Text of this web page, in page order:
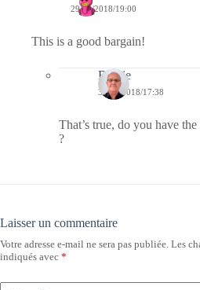
29/12/2018/19:00
This is a good bargain!
Bernie
30/12/2018/17:38
That’s true, do you have
?
Laisser un commentaire
Votre adresse e-mail ne sera pas publiée. Les
indiqués avec *